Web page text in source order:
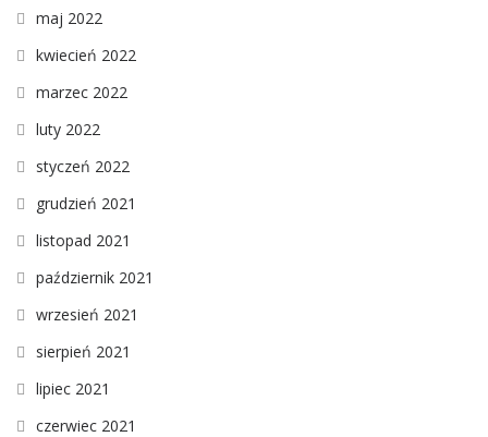
maj 2022
kwiecień 2022
marzec 2022
luty 2022
styczeń 2022
grudzień 2021
listopad 2021
październik 2021
wrzesień 2021
sierpień 2021
lipiec 2021
czerwiec 2021